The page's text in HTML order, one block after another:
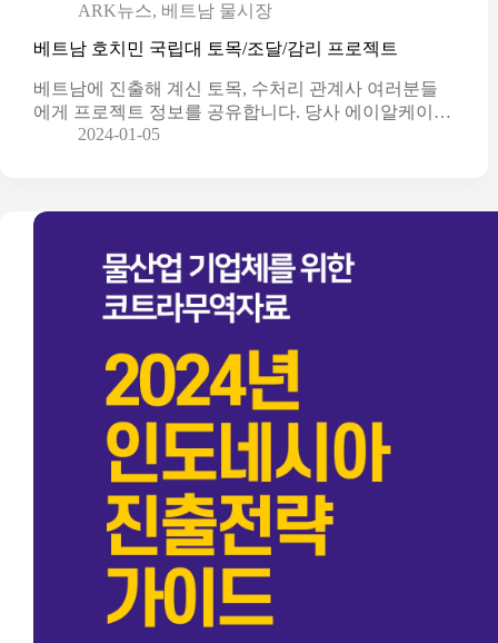
ARK뉴스, 베트남 물시장
베트남 호치민 국립대 토목/조달/감리 프로젝트
베트남에 진출해 계신 토목, 수처리 관계사 여러분들
에게 프로젝트 정보를 공유합니다. 당사 에이알케이…
2024-01-05